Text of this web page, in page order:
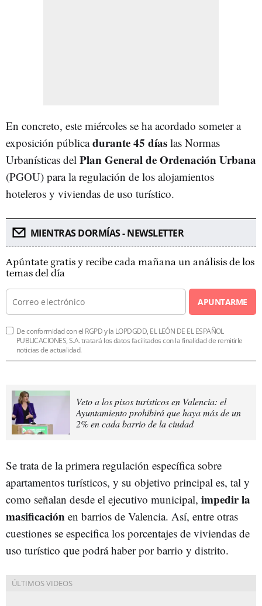
En concreto, este miércoles se ha acordado someter a
exposición públicadurante 45 días las Normas
Urbanísticas del Plan General de Ordenación Urbana
(PGOU) para la regulación de los alojamientos
hoteleros y viviendas de uso turístico.
MIENTRAS DORMÍAS - NEWSLETTER
Apúntate gratis y recibe cada mañana un análisis de los
temas del día
APUNTARME
De conformidad con el RGPD y la LOPDGDD, EL LEÓN DE EL ESPAÑOL
PUBLICACIONES, S.A. tratará los datos facilitados con la finalidad de remitirle
noticias de actualidad.
Veto a los pisos turísticos en Valencia: el
Ayuntamiento prohibirá que haya más de un
2% en cada barrio de la ciudad
Se trata de la primera regulación específica sobre
apartamentos turísticos, y su objetivo principal es, tal y
como señalan desde el ejecutivo municipal, impedir la
masificación en barrios de Valencia. Así, entre otras
cuestiones se especifica los porcentajes de viviendas de
uso turístico que podrá haber por barrio y distrito.